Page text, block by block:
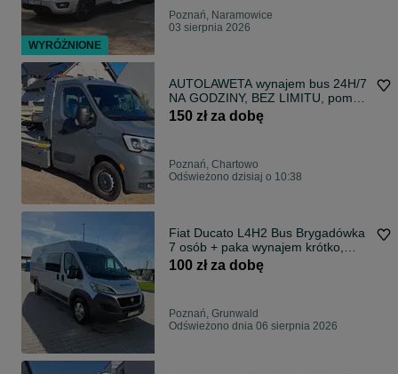
Poznań, Naramowice
03 sierpnia 2026
AUTOLAWETA wynajem bus 24H/7
NA GODZINY, BEZ LIMITU, pomoc
drogowa
150 zł za dobę
Poznań, Chartowo
Odświeżono dzisiaj o 10:38
Fiat Ducato L4H2 Bus Brygadówka
7 osób + paka wynajem krótko,
średnio oraz długoterminowy
Polska Zagranica HAK Pełen serwis
100 zł za dobę
Poznań, Grunwald
Odświeżono dnia 06 sierpnia 2026
WYRÓŻNIONE